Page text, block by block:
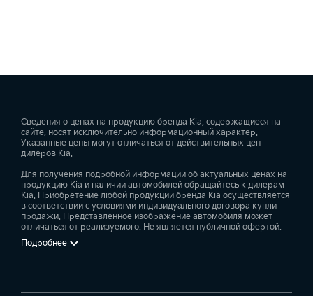
Сведения о ценах на продукцию бренда Kia, содержащиеся на
сайте, носят исключительно информационный характер.
Указанные цены могут отличаться от действительных цен
дилеров Kia.
Для получения подробной информации об актуальных ценах на
продукцию Kia и наличии автомобилей обращайтесь к дилерам
Kia. Приобретение любой продукции бренда Kia осуществляется
в соответствии с условиями индивидуального договора купли-
продажи. Представленное изображение автомобиля может
отличаться от реализуемого. Не является публичной офертой.
Подробнее